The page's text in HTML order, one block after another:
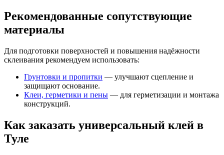
Рекомендованные сопутствующие
материалы
Для подготовки поверхностей и повышения надёжности
склеивания рекомендуем использовать:
Грунтовки и пропитки — улучшают сцепление и
защищают основание.
Клеи, герметики и пены — для герметизации и монтажа
конструкций.
Как заказать универсальный клей в
Туле